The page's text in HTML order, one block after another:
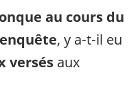
au cours du
, y a-t-il eu
versés aux